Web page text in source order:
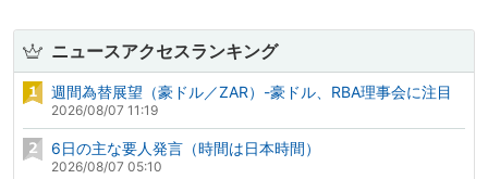
ニュースアクセスランキング
週間為替展望（豪ドル／ZAR）-豪ドル、RBA理事会に注目
2026/08/07 11:19
6日の主な要人発言（時間は日本時間）
2026/08/07 05:10